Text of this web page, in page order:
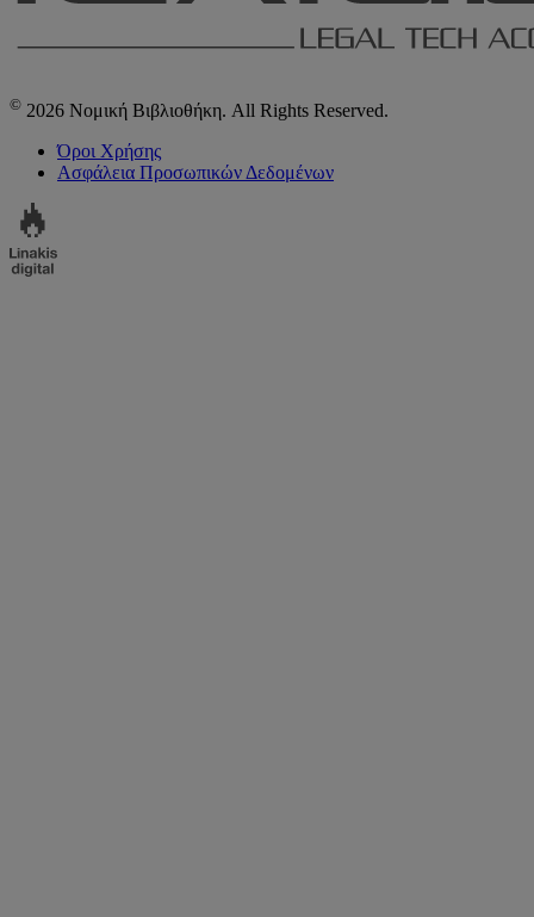
© 2026 Νομική Βιβλιοθήκη. All Rights Reserved.
Όροι Χρήσης
Ασφάλεια Προσωπικών Δεδομένων